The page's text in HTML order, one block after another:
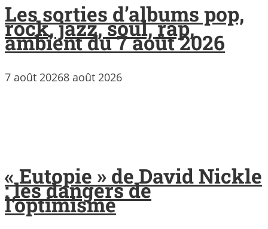
Les sorties d’albums pop,
rock, jazz, soul, rap,
ambient du 7 août 2026
7 août 20268 août 2026
« Eutopie » de David Nickle
: les dangers de
l’optimisme